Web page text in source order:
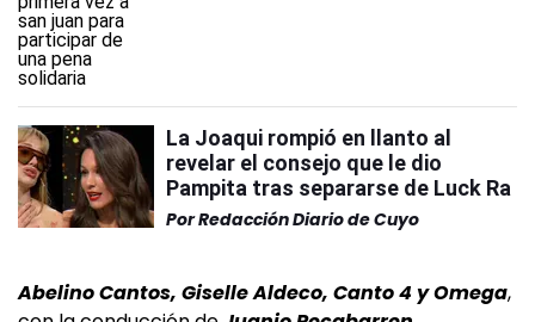
La Joaqui rompió en llanto al
revelar el consejo que le dio
Pampita tras separarse de Luck Ra
PorRedacción Diario de Cuyo
Abelino Cantos, Giselle Aldeco, Canto 4 y Omega,